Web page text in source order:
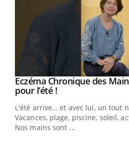
Youtube
Eczéma Chronique des
pour l’été !Youtube
L'été arrive… et avec lui, un tout
Vacances, plage, piscine, soleil,
Nos mains sont ...